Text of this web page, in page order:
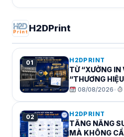
H2DPrint
01 H2DPRINT
TỪ “XƯỞNG
“THƯƠNG
THÍCH”: CON
08/08/2026•
02 H2DPRINT
TĂNG NĂNG
MÀ KHÔNG